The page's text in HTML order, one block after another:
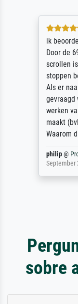
ik
Door de
scrollen is
stoppen
Als er
gevraagd
werken
maakt
Waarom
philip @
September
sobre